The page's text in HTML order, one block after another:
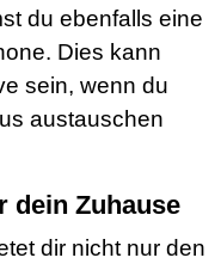
du ebenfalls eine
Dies kann
sein, wenn du
austauschen
dein Zuhause
dir nicht nur den